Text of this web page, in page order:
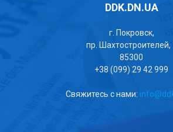
DDK.DN.UA
г. Покровск,
пр. Шахтостроителей,
85300
+38 (099) 29 42 999
Свяжитесь с нами: